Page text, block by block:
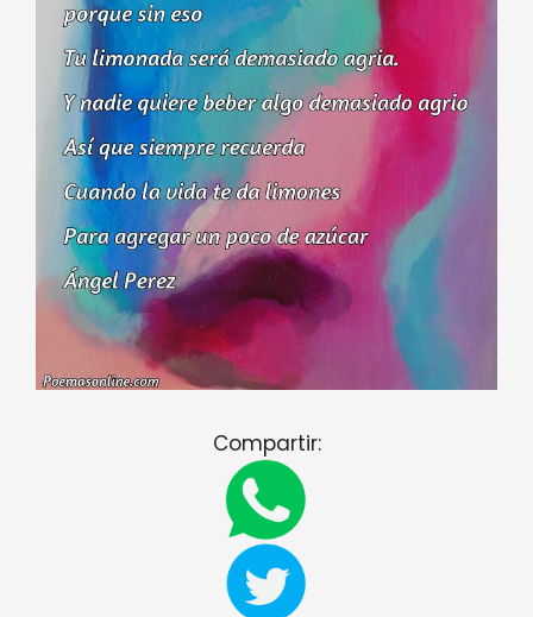
Compartir: